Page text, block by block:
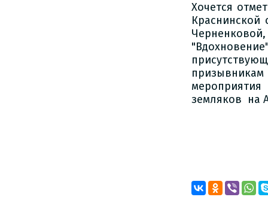
Хочется
земляков на